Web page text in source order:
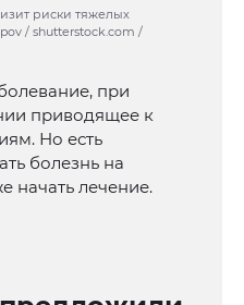
риски тяжелых
/ shutterstock.com /
при
приводящее к
Но есть
болезнь на
начать лечение.